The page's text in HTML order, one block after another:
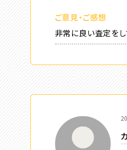
ご意見・ご感想
非常に良い査定をし